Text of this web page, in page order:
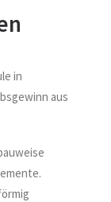
in
aus